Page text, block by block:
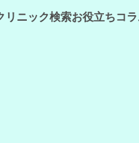
リニック検索お役立ちコ